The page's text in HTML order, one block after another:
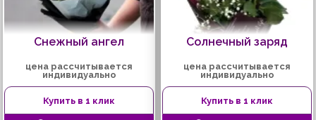
Снежный ангел
цена рассчитывается
индивидуально
Купить в 1 клик
Солнечный заряд
цена рассчитывается
индивидуально
Купить в 1 клик